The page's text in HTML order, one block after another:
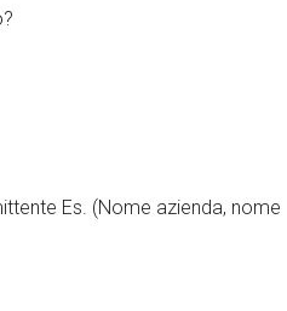
Es. (Nome azienda, nome